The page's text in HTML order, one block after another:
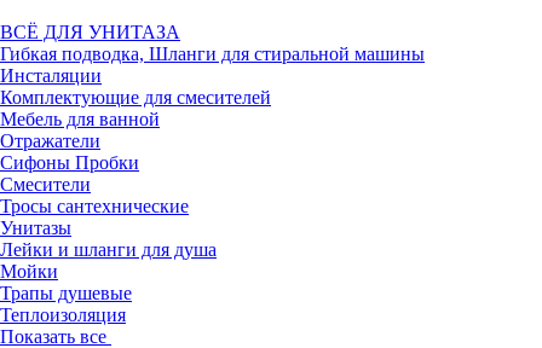
ВСЁ ДЛЯ УНИТАЗА
Гибкая подводка, Шланги для стиральной машины
Инсталяции
Комплектующие для смесителей
Мебель для ванной
Отражатели
Сифоны Пробки
Смесители
Тросы сантехнические
Унитазы
Лейки и шланги для душа
Мойки
Трапы душевые
Теплоизоляция
Показать все